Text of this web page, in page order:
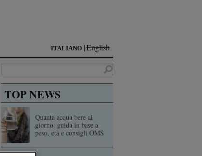
ITALIANO English
TOP NEWS
Quanta acqua bere al
giorno: guida in base a
peso, età e consigli OMS